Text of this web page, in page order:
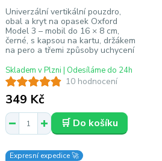
10 hodnocení
Univerzální vertikální pouzdro,
obal a kryt na opasek Oxford
Model 3 – mobil do 16 × 8 cm,
černé, s kapsou na kartu, držákem
na pero a třemi způsoby uchycení
349 Kč
Skladem v Plzni | Odesíláme do 24h
🛒 Do košíku
Expresní expedice 🚀